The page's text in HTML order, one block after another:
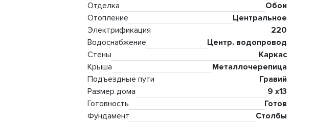
Отделка
Обои
Отопление
Центральное
Электрификация
220
Водоснабжение
Центр. водопровод
Стены
Каркас
Крыша
Металлочерепица
Подъездные пути
Гравий
Размер дома
9 х13
Готовность
Готов
Фундамент
Столбы